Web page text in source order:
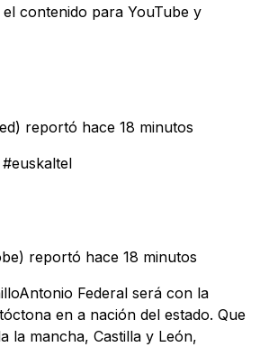
contenido para YouTube y
reportó hace 18 minutos
reportó hace 18 minutos
Federal será con la
en a nación del estado. Que
la mancha, Castilla y León,